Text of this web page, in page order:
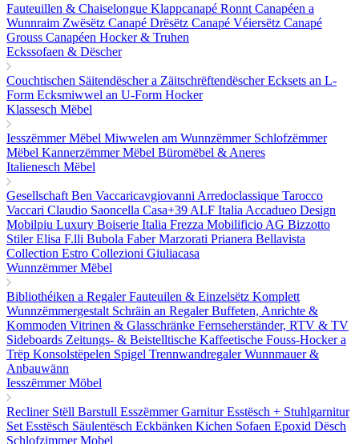
Fauteuillen & Chaiselongue Klappcanapé Ronnt Canapéen a
Wunnraim Zwësëtz Canapé Drësëtz Canapé Véiersëtz Canapé
Grouss Canapéen Hocker & Truhen
Eckssofaen & Dëscher
Couchtischen Säitendëscher a ZäitschrëftendëscherEcksets an L-
Form Ecksmiwwel an U-Form Hocker
Klassesch Mëbel
Iesszëmmer Mëbel Miwwelen am Wunnzëmmer Schlofzëmmer
Mëbel Kannerzëmmer Mëbel Büromëbel & Aneres
Italienesch Mëbel
Gesellschaft Ben Vaccaricavgiovanni Arredoclassique Tarocco
Vaccari Claudio Saoncella Casa+39 ALF Italia Accadueo Design
Mobilpiu Luxury Boiserie Italia Frezza Mobilificio AG Bizzotto
Stiler Elisa F.lli Bubola FaberMarzorati Prianera Bellavista
Collection Estro Collezioni Giuliacasa
Wunnzëmmer Mëbel
Bibliothéiken a RegalerFauteuilen & Einzelsëtz Komplett
Wunnzëmmergestalt Schräin an RegalerBuffeten, Anrichte &
Kommoden Vitrinen & Glasschränke Fernseherständer, RTV & TV
Sideboards Zeitungs- & Beistelltische Kaffeetische Fouss-Hocker a
Trëp Konsolstëpelen Spigel TrennwandregalerWunnmauer &
Anbauwänn
Iesszëmmer Möbel
Recliner Stëll Barstull Esszëmmer GarniturEsstësch + Stuhlgarnitur
Set Esstësch Säulentësch Eckbänken Kichen Sofaen Epoxid Dësch
Schlofzimmer Mobel